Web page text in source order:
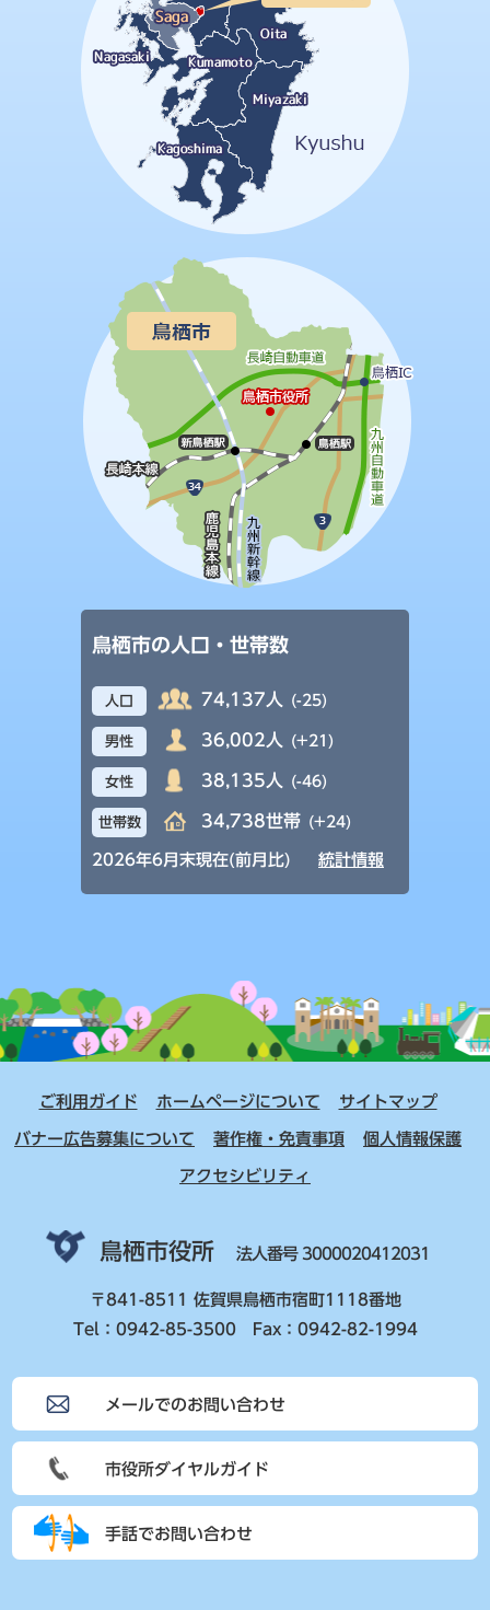
鳥栖市の人口・世帯数
人口 74,137人 (-25)
男性 36,002人 (+21)
女性 38,135人 (-46)
世帯数 34,738世帯 (+24)
2026年6月末現在(前月比) 統計情報
ご利用ガイド ホームページについて サイトマップ
バナー広告募集について 著作権・免責事項 個人情報保護
アクセシビリティ
鳥栖市役所 法人番号 3000020412031
〒841-8511 佐賀県鳥栖市宿町1118番地
Tel：0942-85-3500 Fax：0942-82-1994
メールでのお問い合わせ
市役所ダイヤルガイド
手話でお問い合わせ